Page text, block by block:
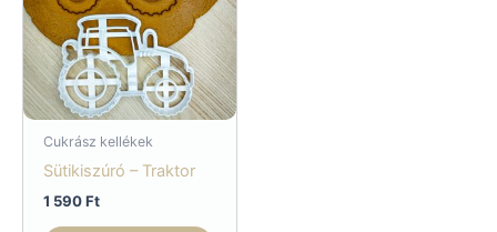
Cukrász kellékek
Sütikiszúró – Traktor
1 590Ft